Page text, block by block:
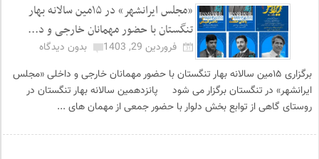
«مجلس ایرانشهر» در ۱۵مین سالانه بهار
تنگستان با حضور مهمانان خارجی و د...
فروردین 29, 1403
بدون دیدگاه
برگزاری ۱۵مین سالانه بهار تنگستان با حضور مهمانان خارجی و داخلی «مجلس
ایرانشهر» در تنگستان برگزار می شود پانزدهمین سالانه بهار تنگستان در
روستای گاهی از توابع بخش دلوار با حضور جمعی از مهمان های ...